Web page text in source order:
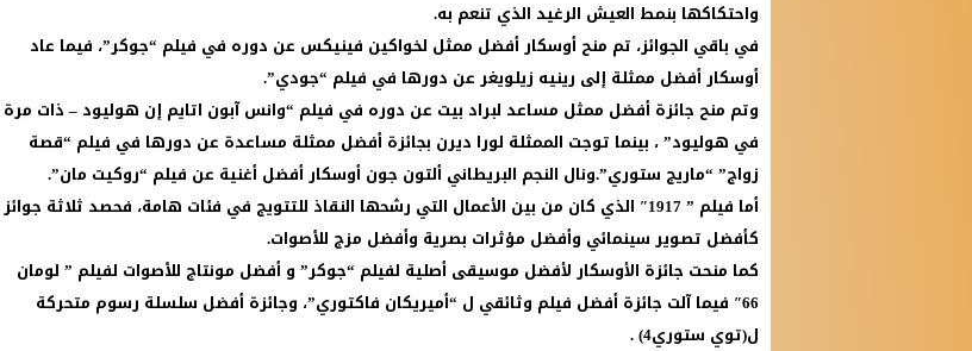
واحتكاكها بنمط العيش الرغيد الذي تنعم به.
في باقي الجوائز، تم منح أوسكار أفضل ممثل لخواكين فينيكس عن دوره في فيلم “جوكر”، فيما عاد
أوسكار أفضل ممثلة إلى رينيه زيلويغر عن دورها في فيلم “جودي”.
وتم منح جائزة أفضل ممثل مساعد لبراد بيت عن دوره في فيلم “وانس آبون اتايم إن هوليود – ذات مرة
في هوليود” ، بينما توجت الممثلة لورا ديرن بجائزة أفضل ممثلة مساعدة عن دورها في فيلم “قصة
زواج” “ماريج ستوري”.ونال النجم البريطاني ألتون جون أوسكار أفضل أغنية عن فيلم “روكيت مان”.
أما فيلم ” 1917″ الذي كان من بين الأعمال التي رشحها النقاذ للتتويج في فئات هامة، فحصد ثلاثة جوائز
كأفضل تصوير سينمائي وأفضل مؤثرات بصرية وأفضل مزج للأصوات.
كما منحت جائزة الأوسكار لأفضل موسيقى أصلية لفيلم “جوكر” و أفضل مونتاج للأصوات لفيلم ” لومان
66″ فيما آلت جائزة أفضل فيلم وثائقي ل “أميريكان فاكتوري”، وجائزة أفضل سلسلة رسوم متحركة
ل(توي ستوري4) .